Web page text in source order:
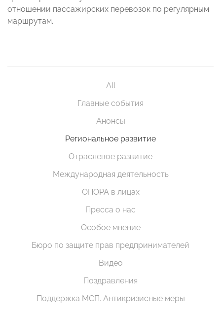
отношении пассажирских перевозок по регулярным
маршрутам.
All
Главные события
Анонсы
Региональное развитие
Отраслевое развитие
Международная деятельность
ОПОРА в лицах
Пресса о нас
Особое мнение
Бюро по защите прав предпринимателей
Видео
Поздравления
Поддержка МСП. Антикризисные меры